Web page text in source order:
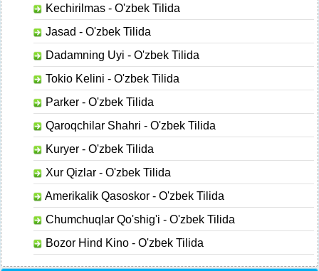
Kechirilmas - O'zbek Tilida
Jasad - O'zbek Tilida
Dadamning Uyi - O'zbek Tilida
Tokio Kelini - O'zbek Tilida
Parker - O'zbek Tilida
Qaroqchilar Shahri - O'zbek Tilida
Kuryer - O'zbek Tilida
Xur Qizlar - O'zbek Tilida
Amerikalik Qasoskor - O'zbek Tilida
Chumchuqlar Qo'shig'i - O'zbek Tilida
Bozor Hind Kino - O'zbek Tilida